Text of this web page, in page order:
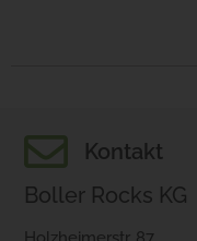
Kontakt
Boller Rocks KG